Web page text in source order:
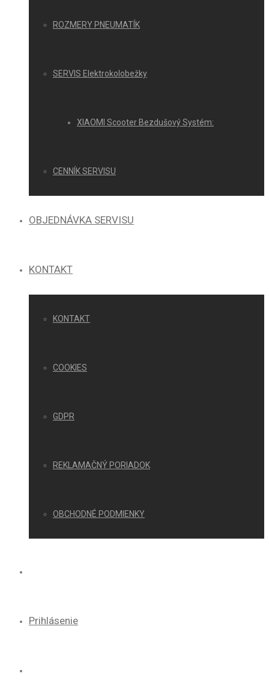
ROZMERY PNEUMATÍK
SERVIS Elektrokolobežky
XIAOMI Scooter Bezdušový Systém:
CENNÍK SERVISU
OBJEDNÁVKA SERVISU
KONTAKT
KONTAKT
COOKIES
GDPR
REKLAMAČNÝ PORIADOK
OBCHODNÉ PODMIENKY
Prihlásenie